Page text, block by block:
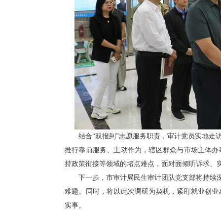
结合“双报到”志愿服务职责，审计党员实地
推行靠前服务、主动作为，辖区群众与市场主体
持政策衔接等领域的堵点难点，面对面倾听诉求
下一步，市审计局民生审计团队党支部将持续
难题。同时，将以此次调研为契机，紧盯就业创
实事。